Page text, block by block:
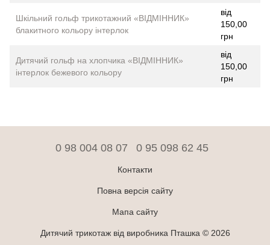
Шкільний гольф трикотажний «ВІДМІННИК»
блакитного кольору інтерлок
від
150,00
грн
Дитячий гольф на хлопчика «ВІДМІННИК»
інтерлок бежевого кольору
від
150,00
грн
0 98 004 08 07 0 95 098 62 45
Контакти
Повна версія сайту
Мапа сайту
Дитячий трикотаж від виробника Пташка © 2026